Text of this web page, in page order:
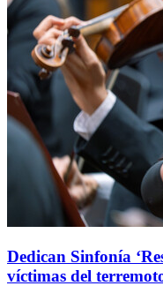
Dedican Sinfonía
víctimas del